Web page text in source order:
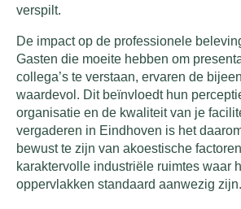
verspilt.
De impact op de professionele
Gasten die moeite hebben om
collega’s te verstaan, ervaren de
waardevol. Dit beïnvloedt hun
organisatie en de kwaliteit van je
vergaderen in Eindhoven is het
bewust te zijn van akoestische
karaktervolle industriële ruimtes waar
oppervlakken standaard aanwezig zijn.